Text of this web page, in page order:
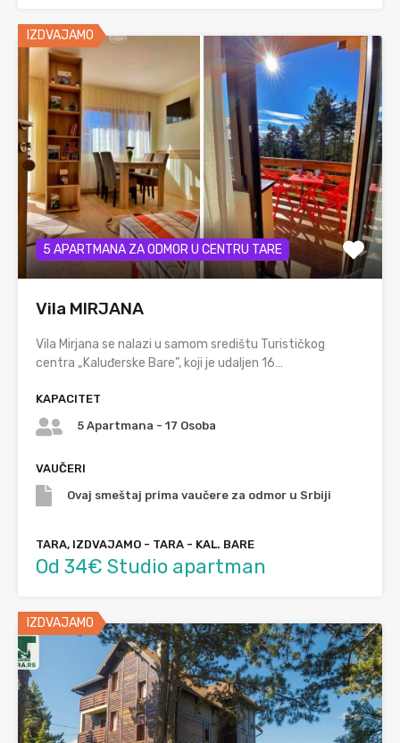
IZDVAJAMO
5 APARTMANA ZA ODMOR U CENTRU TARE
Vila MIRJANA
Vila Mirjana se nalazi u samom središtu Turističkog
centra „Kaluđerske Bare”, koji je udaljen 16…
KAPACITET
5 Apartmana - 17 Osoba
VAUČERI
Ovaj smeštaj prima vaučere za odmor u Srbiji
TARA, IZDVAJAMO - TARA - KAL. BARE
Od 34€ Studio apartman
IZDVAJAMO